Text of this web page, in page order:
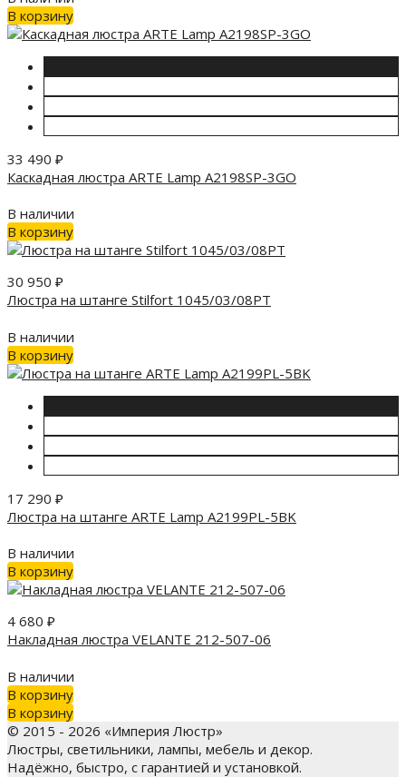
В корзину
33 490 ₽
Каскадная люстра ARTE Lamp A2198SP-3GO
В наличии
В корзину
30 950 ₽
Люстра на штанге Stilfort 1045/03/08PT
В наличии
В корзину
17 290 ₽
Люстра на штанге ARTE Lamp A2199PL-5BK
В наличии
В корзину
4 680 ₽
Накладная люстра VELANTE 212-507-06
В наличии
В корзину
В корзину
© 2015 - 2026 «Империя Люстр»
Люстры, светильники, лампы, мебель и декор.
Надёжно, быстро, с гарантией и установкой.